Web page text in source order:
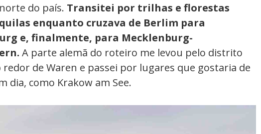
do país. Transitei por trilhas e florestas
enquanto cruzava de Berlim para
e, finalmente, para Mecklenburg-
A parte alemã do roteiro me levou pelo distrito
redor de Waren e passei por lugares que gostaria de
dia, como Krakow am See.